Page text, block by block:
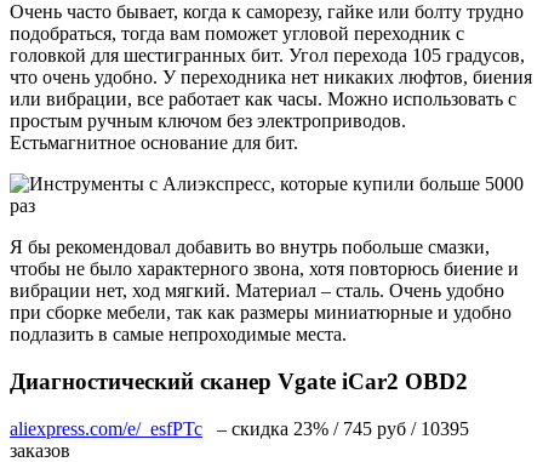
Очень часто бывает, когда к саморезу, гайке или болту трудно
подобраться, тогда вам поможет угловой переходник с
головкой для шестигранных бит. Угол перехода 105 градусов,
что очень удобно. У переходника нет никаких люфтов, биения
или вибрации, все работает как часы. Можно использовать с
простым ручным ключом без электроприводов.
Естьмагнитное основание для бит.
Я бы рекомендовал добавить во внутрь побольше смазки,
чтобы не было характерного звона, хотя повторюсь биение и
вибрации нет, ход мягкий. Материал – сталь. Очень удобно
при сборке мебели, так как размеры миниатюрные и удобно
подлазить в самые непроходимые места.
Диагностический сканер Vgate iCar2 OBD2
aliexpress.com/e/_esfPTc – скидка 23% / 745 руб / 10395
заказов